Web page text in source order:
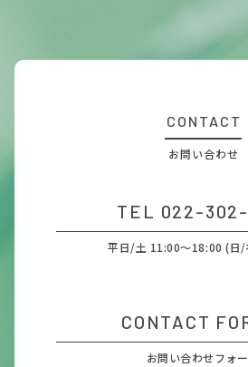
CONTACT
お問い合わせ
TEL 022-302-
平日/土 11:00～18:00 (日/
CONTACT
お問い合わせフォ